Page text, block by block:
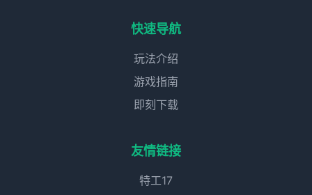
快速导航
玩法介绍
游戏指南
即刻下载
友情链接
特工17